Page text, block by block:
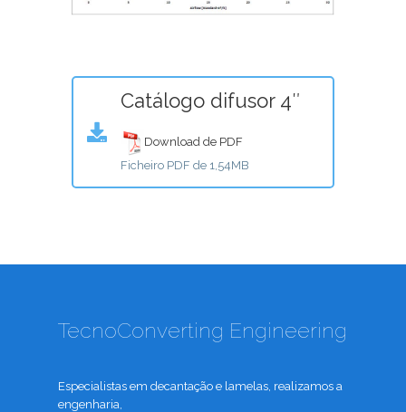
Catálogo difusor 4″
Download de PDF
Ficheiro PDF de 1,54MB
TecnoConverting Engineering
Especialistas em decantação e lamelas, realizamos a
engenharia,